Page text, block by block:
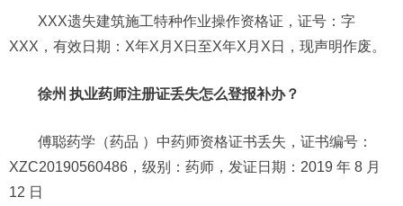
XXX遗失建筑施工特种作业操作资格证，证号：字
XXX，有效日期：X年X月X日至X年X月X日，现声明作废。
徐州 执业药师注册证丢失怎么登报补办？
傅聪药学（药品 ）中药师资格证书丢失，证书编号：
XZC20190560486，级别：药师，发证日期：2019 年 8 月
12 日